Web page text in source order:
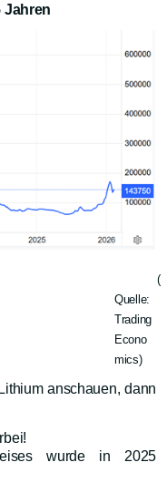
Jahren
(
Quelle:
Trading
Econo
mics)
anschauen, dann
wurde in 2025